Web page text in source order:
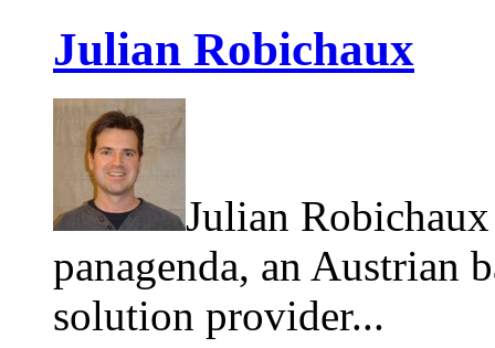
Julian Robichaux
Julian
panagenda, an Austrian
solution provider...